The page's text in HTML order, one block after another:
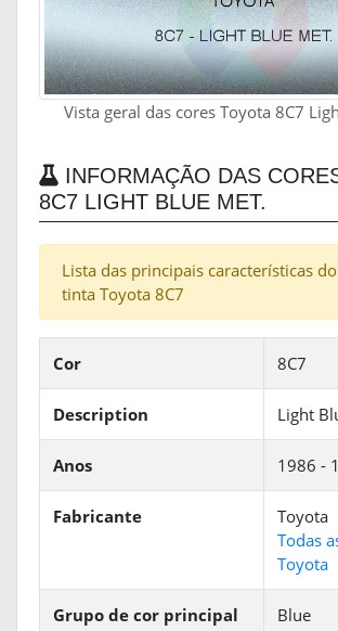
Vista geral das cores Toyota 8C7
INFORMAÇÃO DAS
8C7 LIGHT BLUE MET.
Lista das principais características
tinta Toyota 8C7
Cor 8C7
Description Light
Anos 1986 -
Fabricante
Toyota
Todas
Toyota
Grupo de cor principal Blue